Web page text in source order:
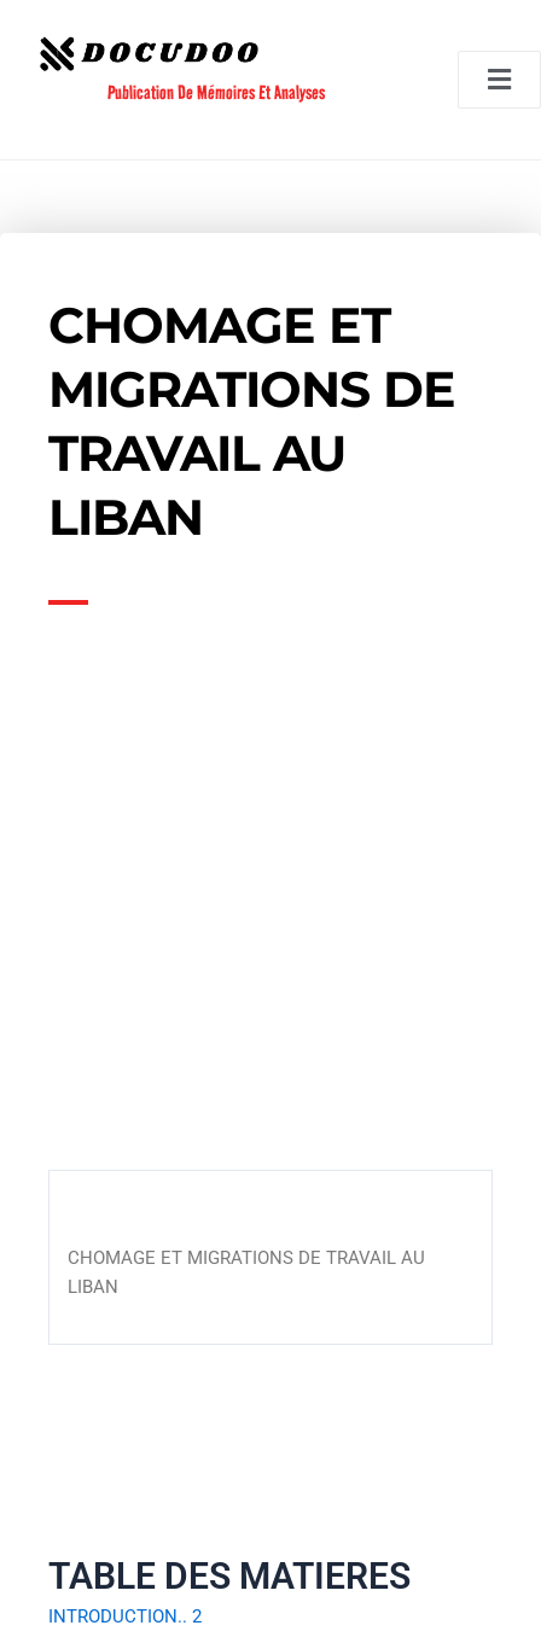
contenu
Publication De Mémoires Et Analyses
CHOMAGE ET
MIGRATIONS DE
TRAVAIL AU
LIBAN
CHOMAGE ET MIGRATIONS DE TRAVAIL AU
LIBAN
TABLE DES MATIERES
INTRODUCTION.. 2